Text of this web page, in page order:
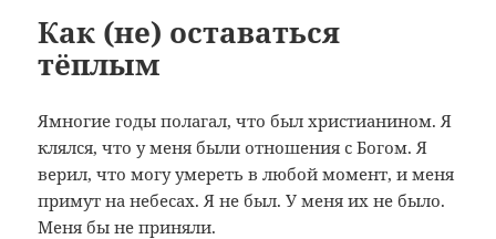
Как (не) оставаться
тёплым
Ямногие годы полагал, что был христианином. Я
клялся, что у меня были отношения с Богом. Я
верил, что могу умереть в любой момент, и меня
примут на небесах. Я не был. У меня их не было.
Меня бы не приняли.